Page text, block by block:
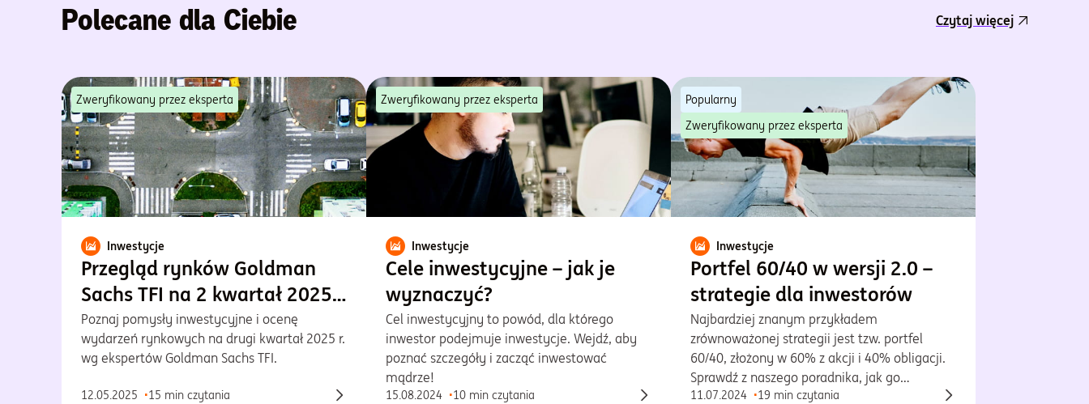
Polecane dla Ciebie Czytaj więcej
Zweryfikowany przez eksperta
Inwestycje
Przegląd rynków Goldman
Sachs TFI na 2 kwartał 2025
r.
Poznaj pomysły inwestycyjne i ocenę
wydarzeń rynkowych na drugi kwartał 2025 r.
wg ekspertów Goldman Sachs TFI.
12.05.2025 15 min czytania
Zweryfikowany przez eksperta
Inwestycje
Cele inwestycyjne – jak je
wyznaczyć?
Cel inwestycyjny to powód, dla którego
inwestor podejmuje inwestycje. Wejdź, aby
poznać szczegóły i zacząć inwestować
mądrze!
15.08.2024 10 min czytania
Popularny
Zweryfikowany przez eksperta
Inwestycje
Portfel 60/40 w wersji 2.0 –
strategie dla inwestorów
Najbardziej znanym przykładem
zrównoważonej strategii jest tzw. portfel
60/40, złożony w 60% z akcji i 40% obligacji.
Sprawdź z naszego poradnika, jak go
zbudować w oparciu o akcje, obligacje i
11.07.2024 19 min czytania